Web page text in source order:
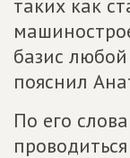
таких как
базис
пояснил
По его